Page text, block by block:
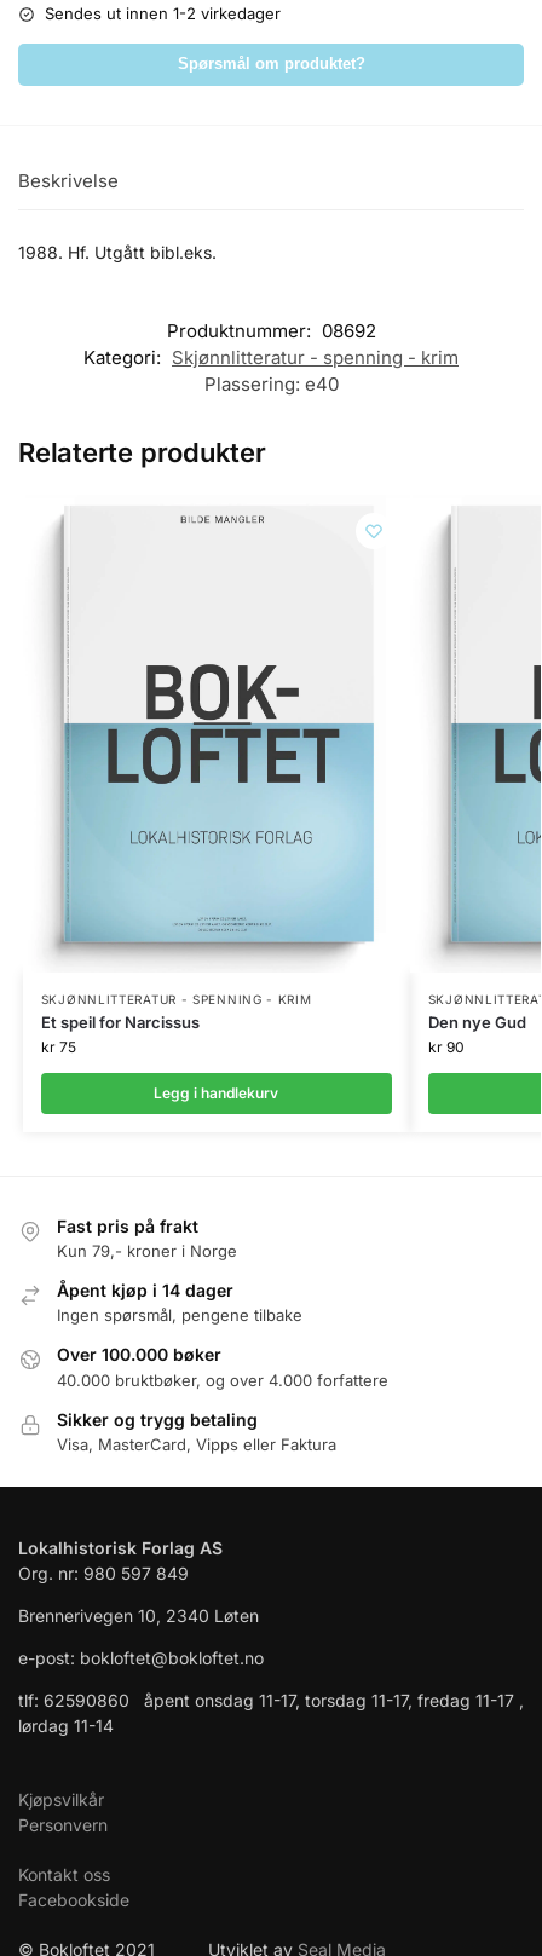
Sendes ut innen 1-2 virkedager
Spørsmål om produktet?
Beskrivelse
1988. Hf. Utgått bibl.eks.
Produktnummer: 08692
Kategori: Skjønnlitteratur - spenning - krim
Plassering: e40
Relaterte produkter
SKJØNNLITTERATUR - SPENNING - KRIM
Et speil for Narcissus
kr75
Legg i handlekurv
Den nye Gud
kr90
Fast pris på frakt
Kun 79,- kroner i Norge
Åpent kjøp i 14 dager
Ingen spørsmål, pengene tilbake
Over 100.000 bøker
40.000 bruktbøker, og over 4.000 forfattere
Sikker og trygg betaling
Visa, MasterCard, Vipps eller Faktura
Lokalhistorisk Forlag AS
Org. nr: 980 597 849
Brennerivegen 10, 2340 Løten
e-post: bokloftet@bokloftet.no
tlf: 62590860 åpent onsdag 11-17, torsdag 11-17, fredag 11-17 ,
lørdag 11-14
Kjøpsvilkår
Personvern
Kontakt oss
Facebookside
© Bokloftet 2021 Utviklet av Seal Media